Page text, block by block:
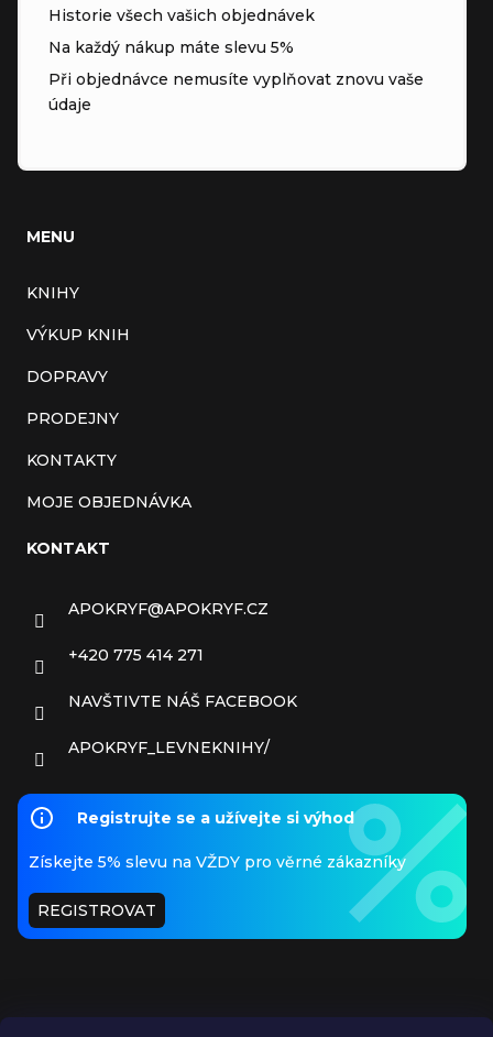
Historie všech vašich objednávek
Na každý nákup máte slevu 5%
Při objednávce nemusíte vyplňovat znovu vaše
údaje
MENU
KNIHY
VÝKUP KNIH
DOPRAVY
PRODEJNY
KONTAKTY
MOJE OBJEDNÁVKA
KONTAKT
APOKRYF@APOKRYF.CZ
+420 775 414 271
NAVŠTIVTE NÁŠ FACEBOOK
APOKRYF_LEVNEKNIHY/
Registrujte se a užívejte si výhod
Získejte 5% slevu na VŽDY pro věrné zákazníky
REGISTROVAT